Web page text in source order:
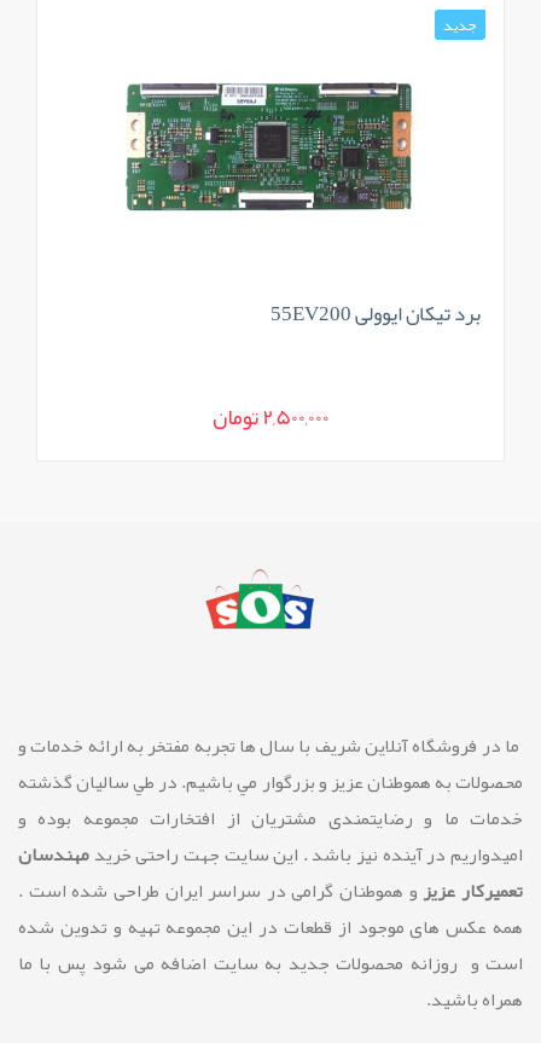
جدید
برد تیکان ایوولی 55EV200
2,500,000 تومان
ما در فروشگاه آنلاین شريف با سال ها تجربه مفتخر به ارائه خدمات و
محصولات به هموطنان عزیز و بزرگوار مي باشيم. در طي ساليان گذشته
خدمات ما و رضايتمندی مشتريان از افتخارات مجموعه بوده و
امیدواریم در آینده نیز باشد . این سایت جهت راحتی خریدمهندسان
تعمیرکار عزیزو هموطنان گرامی در سراسر ایران طراحی شده است .
همه عکس های موجود از قطعات در این مجموعه تهیه و تدوین شده
است و روزانه محصولات جدید به سایت اضافه می شود پس با ما
همراه باشید.